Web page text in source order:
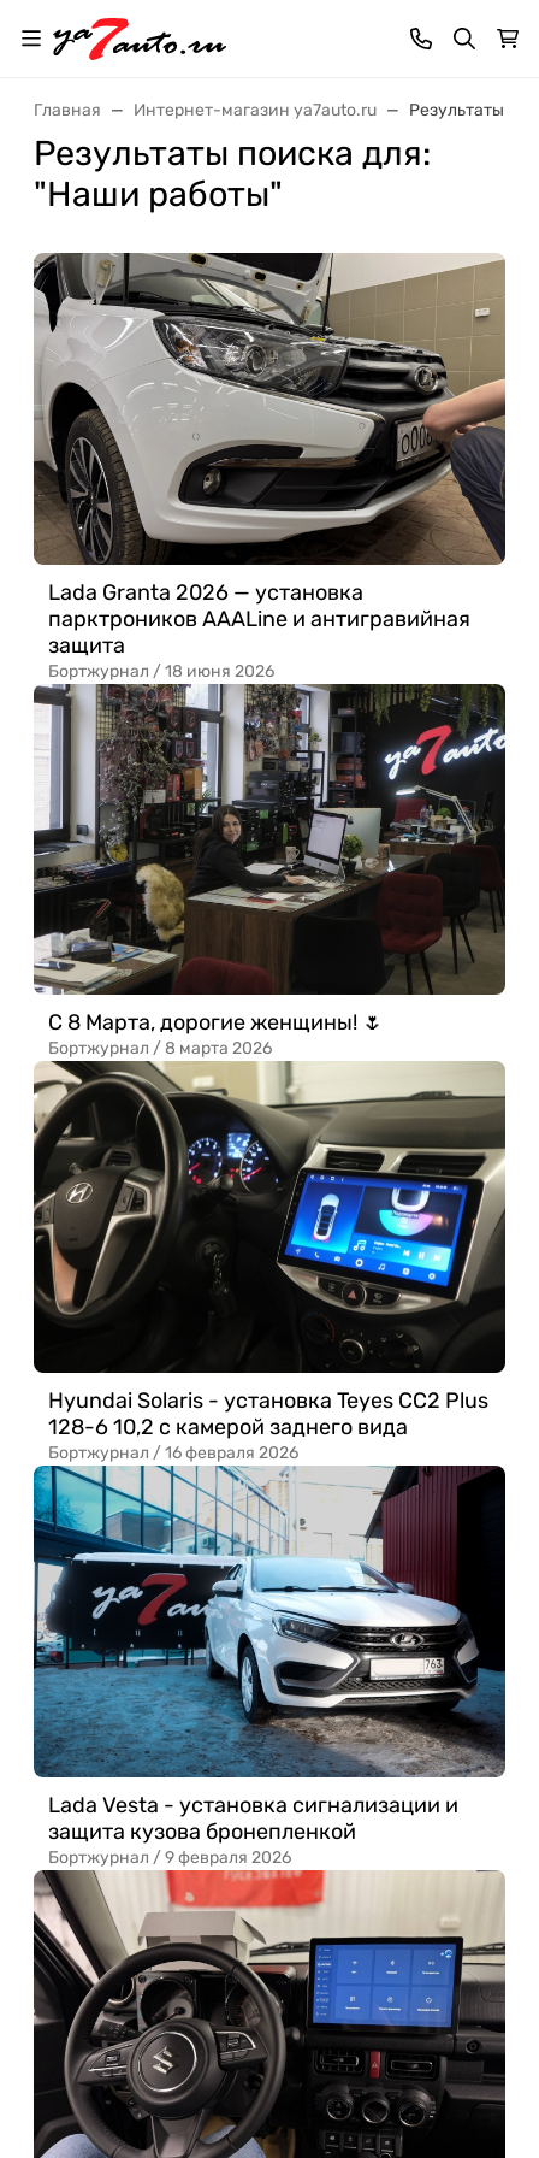
Главная Интернет-магазин ya7auto.ru Результаты
Результаты поиска для:
"Наши работы"
Lada Granta 2026 — установка
парктроников AAALine и антигравийная
защита
Бортжурнал /18 июня 2026
С 8 Марта, дорогие женщины! 🌷
Бортжурнал /8 марта 2026
Hyundai Solaris - установка Teyes CC2 Plus
128-6 10,2 с камерой заднего вида​
Бортжурнал /16 февраля 2026
Lada Vesta - установка сигнализации и
защита кузова бронепленкой
Бортжурнал /9 февраля 2026